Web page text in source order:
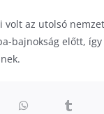
volt az utolsó
bajnokság előtt,